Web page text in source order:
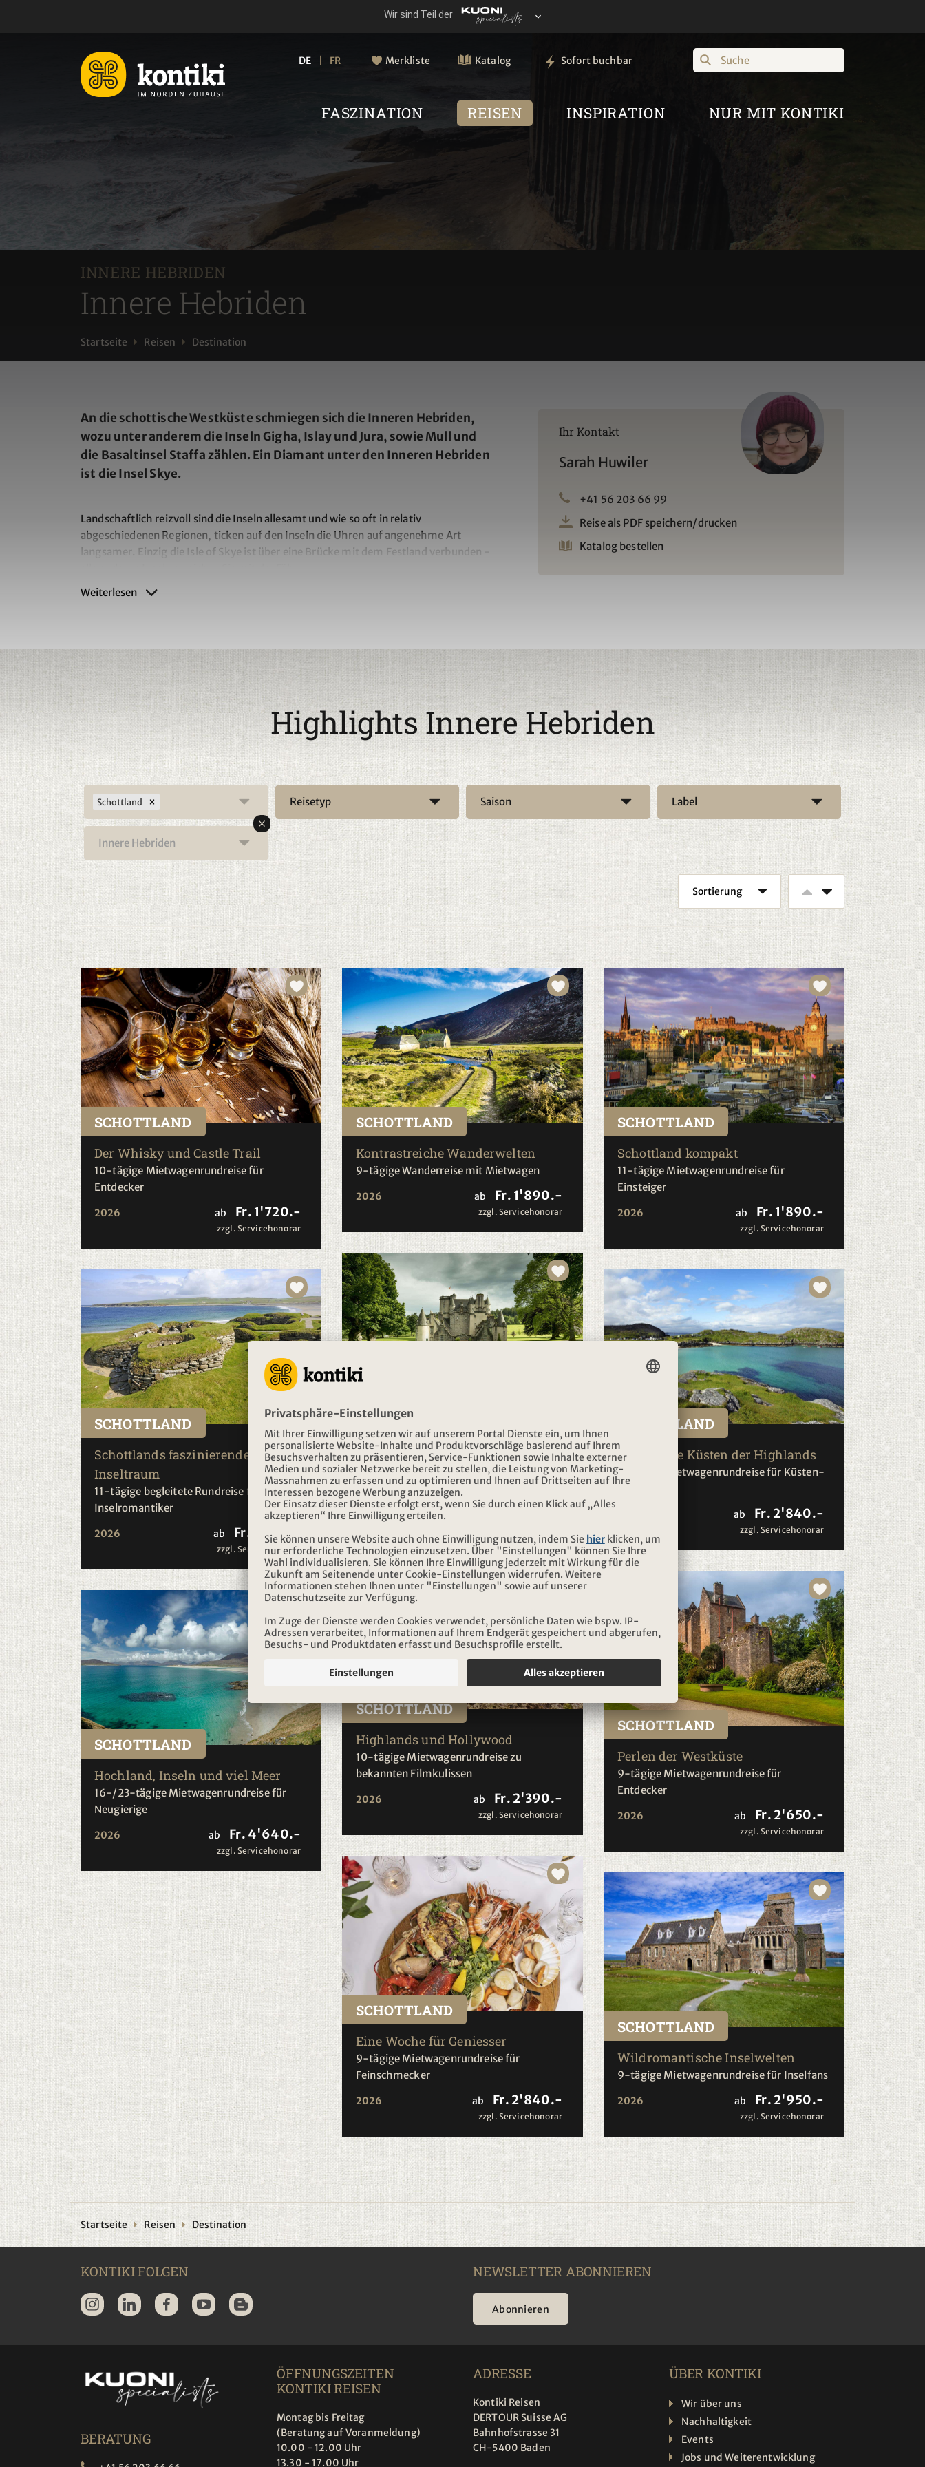
DE FR Merkliste Katalog Sofort buchbar Suche
FASZINATION REISEN INSPIRATION NUR MIT KONTIKI
INNERE HEBRIDEN
Innere Hebriden
Startseite Reisen Destination
An die schottische Westküste schmiegen sich die Inneren Hebriden,
wozu unter anderem die Inseln Gigha, Islay und Jura, sowie Mull und
die Basaltinsel Staffa zählen. Ein Diamant unter den Inneren Hebriden
ist die Insel Skye.
Landschaftlich reizvoll sind die Inseln allesamt und wie so oft in relativ
abgeschiedenen Regionen, ticken auf den Inseln die Uhren auf angenehme Art
langsamer. Einzig die Isle of Skye ist über eine Brücke mit dem Festland verbunden -
Weiterlesen
Ihr Kontakt
Sarah Huwiler
+41 56 203 66 99
Reise als PDF speichern/drucken
Katalog bestellen
Highlights Innere Hebriden
Schottland
Innere Hebriden
Reisetyp Saison Label
SCHOTTLAND
Der Whisky und Castle Trail
10-tägige Mietwagenrundreise für
Entdecker
2026 ab Fr. 1'720.-
zzgl. Servicehonorar
SCHOTTLAND
Kontrastreiche Wanderwelten
9-tägige Wanderreise mit Mietwagen
2026 ab Fr. 1'890.-
zzgl. Servicehonorar
SCHOTTLAND
Schottland kompakt
11-tägige Mietwagenrundreise für
Einsteiger
2026 ab Fr. 1'890.-
zzgl. Servicehonorar
SCHOTTLAND
Königliches Schottland
10-tägige Mietwagenrundreise voller
Nostalgie
2026 ab Fr. 1'920.-
SCHOTTLAND
Schottlands faszinierender
Inseltraum
11-tägige begleitete Rundreise für
Inselromantiker
2026 ab Fr. 3'770.-
zzgl. Servicehonorar
SCHOTTLAND
Malerische Küsten der Highlands
8-tägige Mietwagenrundreise für Küsten-
Fans
ab Fr. 2'840.-
zzgl. Servicehonorar
SCHOTTLAND
Highlands und Hollywood
10-tägige Mietwagenrundreise zu
bekannten Filmkulissen
2026 ab Fr. 2'390.-
zzgl. Servicehonorar
SCHOTTLAND
Perlen der Westküste
9-tägige Mietwagenrundreise für
Entdecker
2026 ab Fr. 2'650.-
zzgl. Servicehonorar
SCHOTTLAND
Hochland, Inseln und viel Meer
16-/23-tägige Mietwagenrundreise für
Neugierige
2026 ab Fr. 4'640.-
zzgl. Servicehonorar
SCHOTTLAND
Eine Woche für Geniesser
9-tägige Mietwagenrundreise für
Feinschmecker
2026 ab Fr. 2'840.-
zzgl. Servicehonorar
SCHOTTLAND
Wildromantische Inselwelten
9-tägige Mietwagenrundreise für Inselfans
2026 ab Fr. 2'950.-
zzgl. Servicehonorar
Startseite Reisen Destination
KONTIKI FOLGEN NEWSLETTER ABONNIEREN
Abonnieren
BERATUNG
ÖFFNUNGSZEITEN
KONTIKI REISEN
Montag bis Freitag
(Beratung auf Voranmeldung)
10.00 - 12.00 Uhr
13.30 - 17.00 Uhr
ADRESSE
Kontiki Reisen
DERTOUR Suisse AG
Bahnhofstrasse 31
CH-5400 Baden
ÜBER KONTIKI
Wir über uns
Nachhaltigkeit
Events
Jobs und Weiterentwicklung